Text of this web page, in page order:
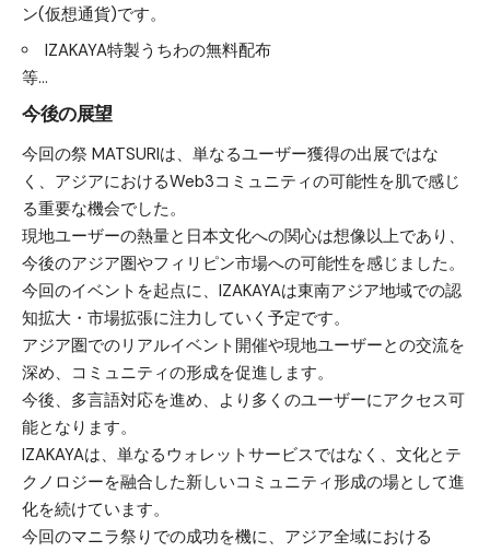
ン(仮想通貨)です。
IZAKAYA特製うちわの無料配布
等…
今後の展望
今回の祭 MATSURIは、単なるユーザー獲得の出展ではな
く、アジアにおけるWeb3コミュニティの可能性を肌で感じ
る重要な機会でした。
現地ユーザーの熱量と日本文化への関心は想像以上であり、
今後のアジア圏やフィリピン市場への可能性を感じました。
今回のイベントを起点に、IZAKAYAは東南アジア地域での認
知拡大・市場拡張に注力していく予定です。
アジア圏でのリアルイベント開催や現地ユーザーとの交流を
深め、コミュニティの形成を促進します。
今後、多言語対応を進め、より多くのユーザーにアクセス可
能となります。
IZAKAYAは、単なるウォレットサービスではなく、文化とテ
クノロジーを融合した新しいコミュニティ形成の場として進
化を続けています。
今回のマニラ祭りでの成功を機に、アジア全域における